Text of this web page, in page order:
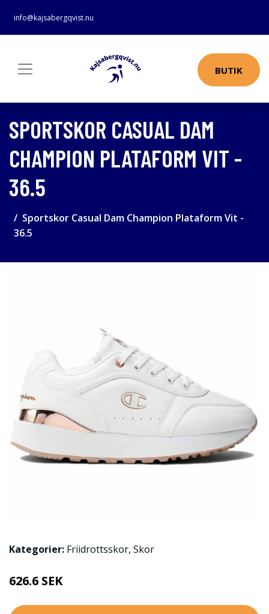
info@kajsabergqvist.nu
BUTIK
SPORTSKOR CASUAL DAM
CHAMPION PLATAFORM VIT -
36.5
Sportskor Casual Dam Champion Plataform Vit -
36.5
Kategorier: Friidrottsskor, Skor
626.6 SEK